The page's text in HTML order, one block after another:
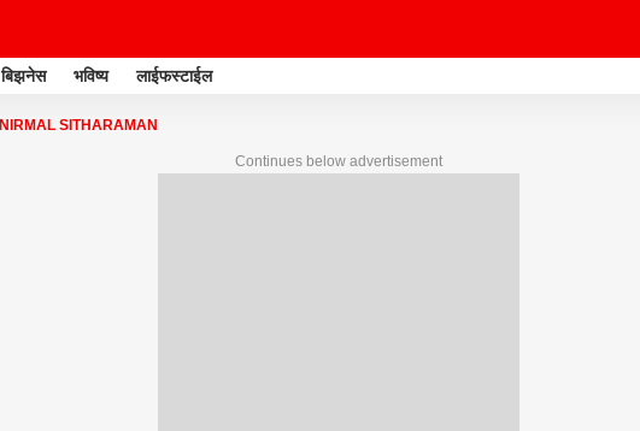
बिझनेस भविष्य लाईफस्टाईल
NIRMAL SITHARAMAN
Continues below advertisement